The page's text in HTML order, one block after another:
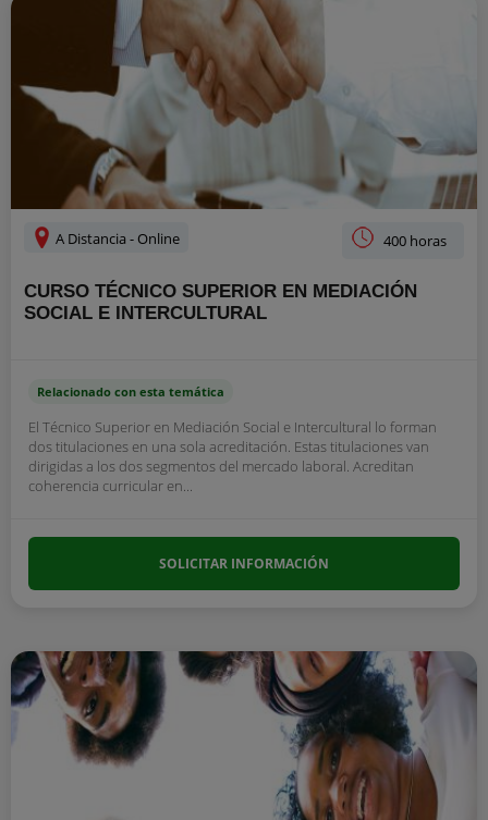
A Distancia - Online 400 horas
CURSO TÉCNICO SUPERIOR EN MEDIACIÓN
SOCIAL E INTERCULTURAL
Relacionado con esta temática
El Técnico Superior en Mediación Social e Intercultural lo forman
dos titulaciones en una sola acreditación. Estas titulaciones van
dirigidas a los dos segmentos del mercado laboral. Acreditan
coherencia curricular en...
SOLICITAR INFORMACIÓN